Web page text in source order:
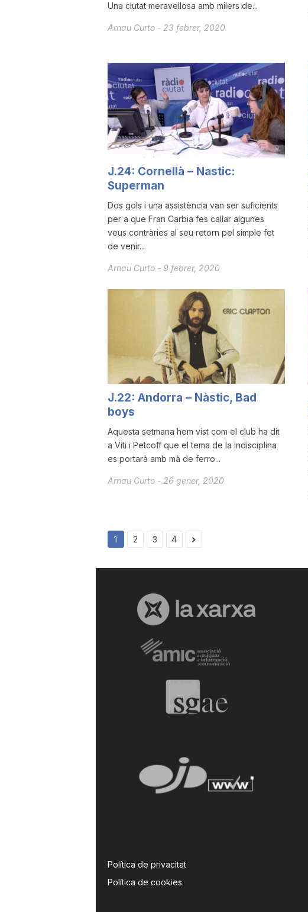
a
Una ciutat meravellosa amb milers de...
Arnau Curto - 23 febrer, 2020
J.24: Cornellà – Nastic:
Superman
Dos gols i una assistència van ser suficients
per a que Fran Carbia fes callar algunes
veus contràries al seu retorn pel simple fet
de venir...
Arnau Curto - 9 febrer, 2020
J.22: Andorra – Nàstic, Bad
boys
Aquesta setmana hem vist com el club ha dit
a Viti i Petcoff que el tema de la indisciplina
es portarà amb mà de ferro...
Arnau Curto - 26 gener, 2020
1 2 3 4
Política de privacitat
Política de cookies